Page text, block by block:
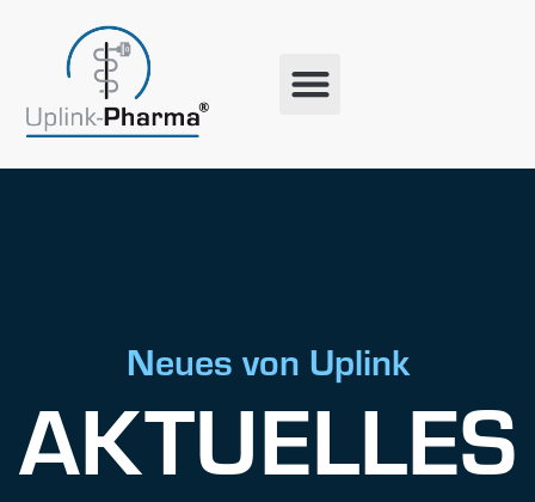
Neues von Uplink
AKTUELLES